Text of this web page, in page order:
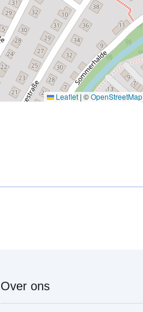
Leaflet | ©OpenStreetMap
Over ons